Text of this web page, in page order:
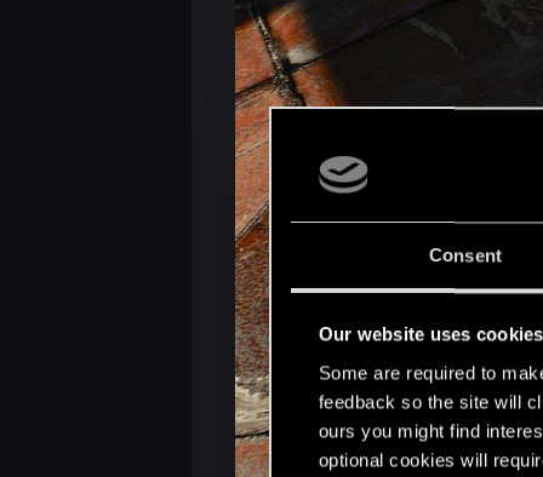
Consent
Our website uses cookies
Some are required to
feedback so the site will
ours you might find
optional cookies will